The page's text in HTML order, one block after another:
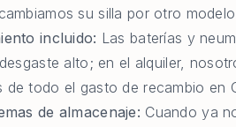
su silla por otro
incluido: Las baterías y
alto; en el alquiler,
de todo el gasto de recambio en
de almacenaje: Cuando ya